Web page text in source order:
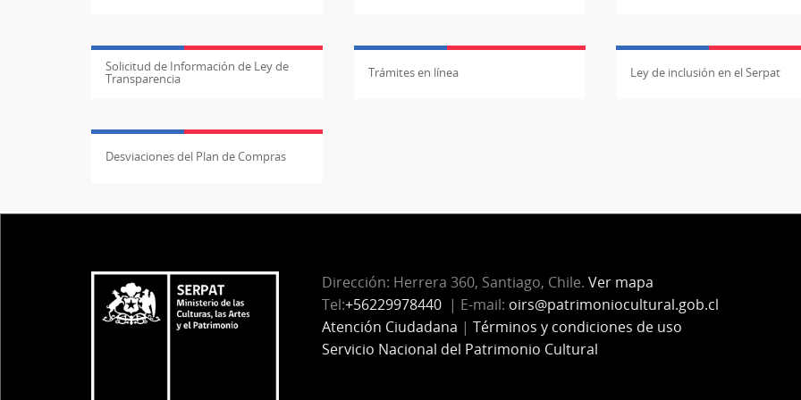
Solicitud de Información de Ley de
Transparencia Trámites en línea Ley de inclusión en el Serpat
Desviaciones del Plan de Compras
Dirección: Herrera 360, Santiago, Chile. Ver mapa
Tel:+56229978440 | E-mail: oirs@patrimoniocultural.gob.cl
Atención Ciudadana | Términos y condiciones de uso
Servicio Nacional del Patrimonio Cultural